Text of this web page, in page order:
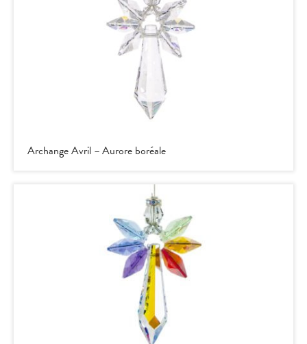
Archange Avril – Aurore boréale